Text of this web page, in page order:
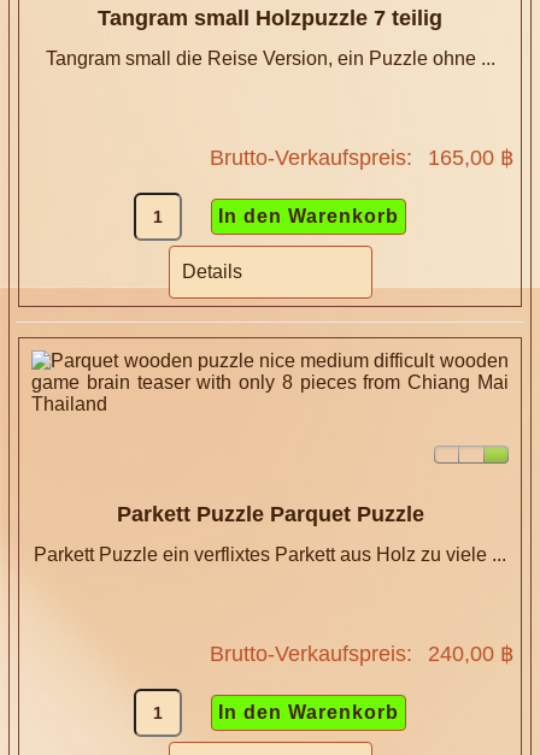
Tangram small Holzpuzzle 7 teilig
Tangram small die Reise Version, ein Puzzle ohne ...
Brutto-Verkaufspreis: 165,00 ฿
Details
Parkett Puzzle Parquet Puzzle
Parkett Puzzle ein verflixtes Parkett aus Holz zu viele ...
Brutto-Verkaufspreis: 240,00 ฿